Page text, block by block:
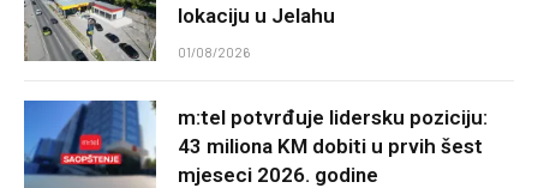
lokaciju u Jelahu
01/08/2026
m:tel potvrđuje lidersku poziciju:
43 miliona KM dobiti u prvih šest
mjeseci 2026. godine